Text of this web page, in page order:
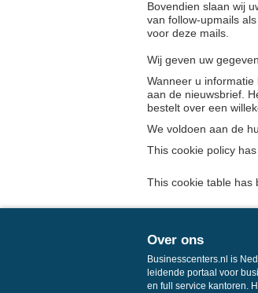
Bovendien slaan wij
van follow-upmails
voor deze mails.
Wij geven uw
Wanneer u
aan de nieuwsbrief.
bestelt over een
We voldoen aan de
This cookie policy
This cookie table has
Over ons
Businesscenters.nl is
leidende portaal voor
en full service kantoren.